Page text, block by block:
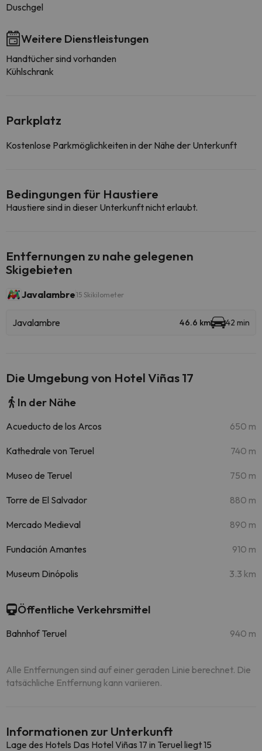
Duschgel
Weitere Dienstleistungen
Handtücher sind vorhanden
Kühlschrank
Parkplatz
Kostenlose Parkmöglichkeiten in der Nähe der Unterkunft
Bedingungen für Haustiere
Haustiere sind in dieser Unterkunft nicht erlaubt.
Entfernungen zu nahe gelegenen
Skigebieten
Javalambre15 Skikilometer
Javalambre 46.6 km 42 min
Die Umgebung von Hotel Viñas 17
In der Nähe
Acueducto de los Arcos 650 m
Kathedrale von Teruel 740 m
Museo de Teruel 750 m
Torre de El Salvador 880 m
Mercado Medieval 890 m
Fundación Amantes 910 m
Museum Dinópolis 3.3 km
Öffentliche Verkehrsmittel
Bahnhof Teruel 940 m
Alle Entfernungen sind auf einer geraden Linie berechnet. Die
tatsächliche Entfernung kann variieren.
Informationen zur Unterkunft
Lage des Hotels Das Hotel Viñas 17 in Teruel liegt 15